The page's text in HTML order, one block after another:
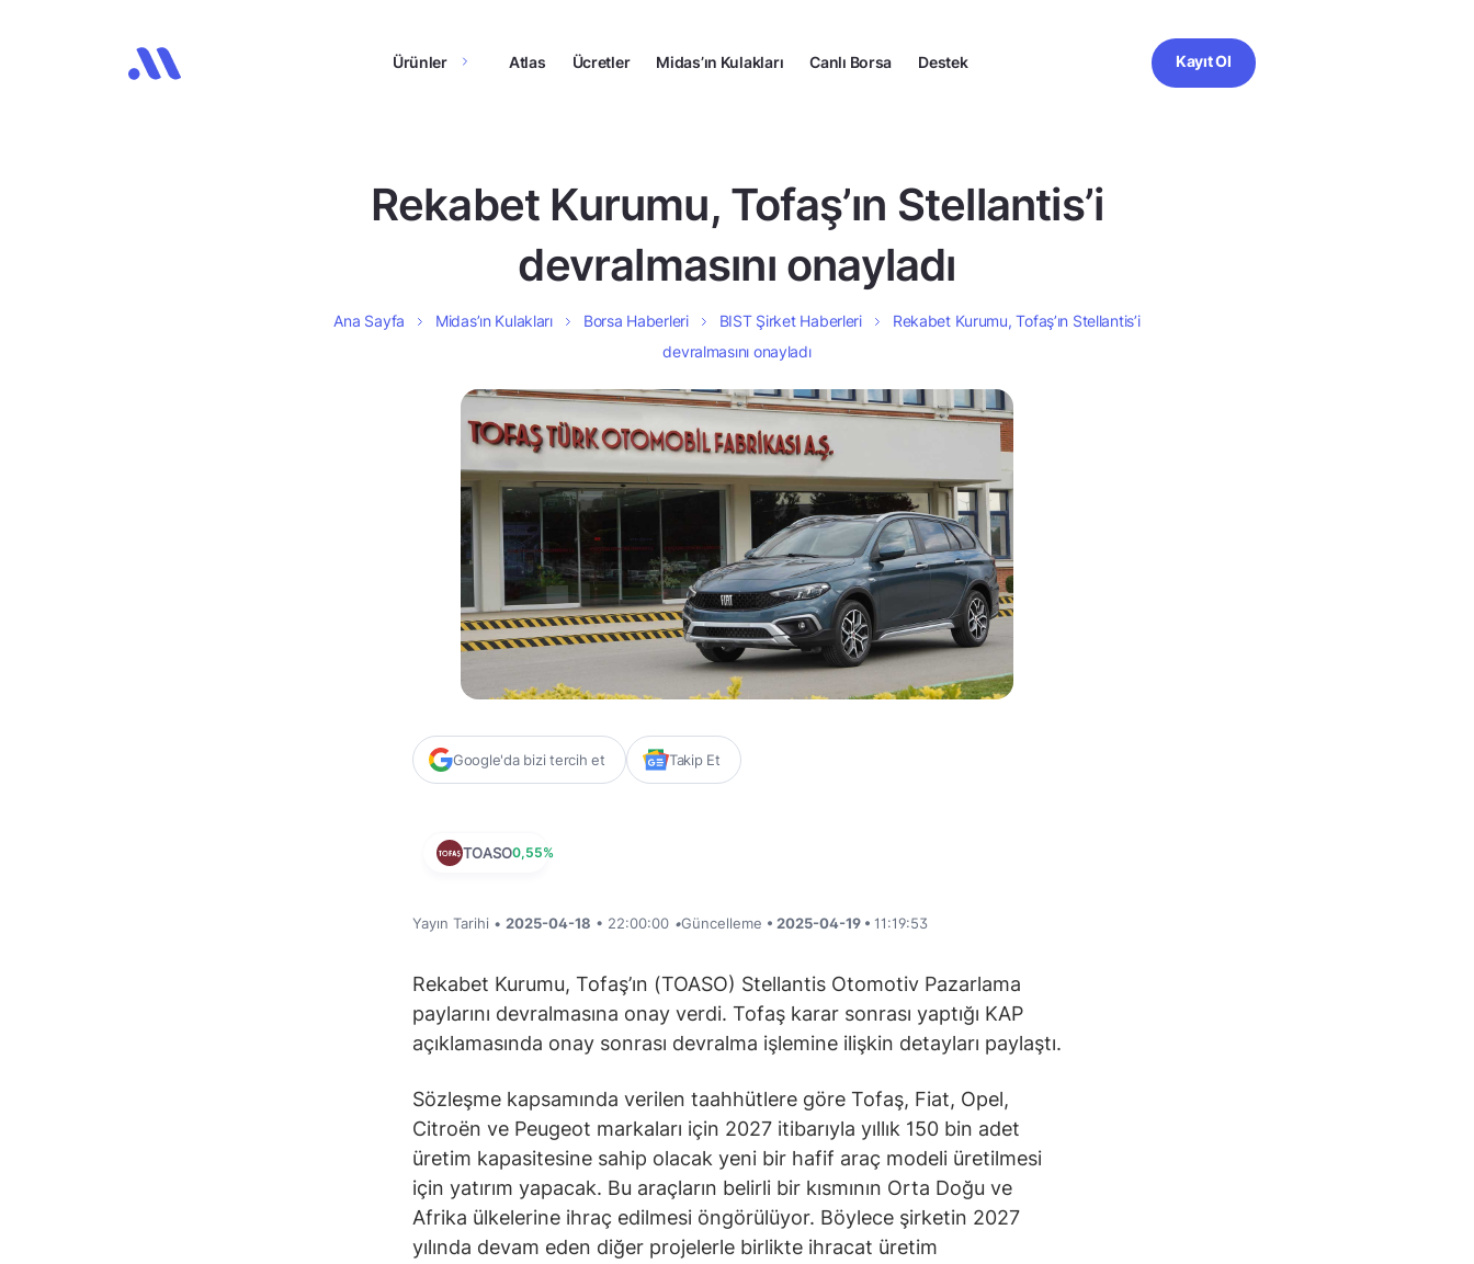
Ürünler Atlas Ücretler Midas’ın Kulakları Canlı Borsa Destek Kayıt Ol
Rekabet Kurumu, Tofaş’ın Stellantis’i
devralmasını onayladı
Ana Sayfa Midas’ın Kulakları Borsa Haberleri BIST Şirket Haberleri
Rekabet Kurumu, Tofaş’ın Stellantis’i
devralmasını onayladı
Google'da bizi tercih et Takip Et
TOASO0,55%
Yayın Tarihi • 2025-04-18 • 22:00:00 •Güncelleme • 2025-04-19 • 11:19:53
Rekabet Kurumu, Tofaş’ın (TOASO) Stellantis Otomotiv Pazarlama
paylarını devralmasına onay verdi. Tofaş karar sonrası yaptığı KAP
açıklamasında onay sonrası devralma işlemine ilişkin detayları paylaştı.
Sözleşme kapsamında verilen taahhütlere göre Tofaş, Fiat, Opel,
Citroën ve Peugeot markaları için 2027 itibarıyla yıllık 150 bin adet
üretim kapasitesine sahip olacak yeni bir hafif araç modeli üretilmesi
için yatırım yapacak. Bu araçların belirli bir kısmının Orta Doğu ve
Afrika ülkelerine ihraç edilmesi öngörülüyor. Böylece şirketin 2027
yılında devam eden diğer projelerle birlikte ihracat üretim